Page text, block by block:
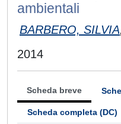
ambientali
BARBERO, SILVIA
2014
Scheda breve
Scheda completa (DC)